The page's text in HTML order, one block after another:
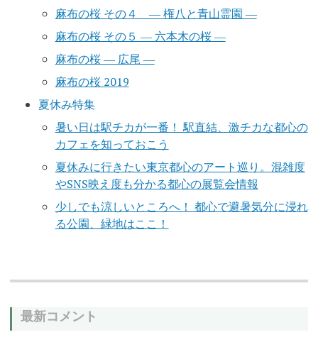
麻布の桜 その４ ― 権八と青山霊園 ―
麻布の桜 その５ ― 六本木の桜 ―
麻布の桜 ― 広尾 ―
麻布の桜 2019
夏休み特集
暑い日は駅チカが一番！ 駅直結、激チカな都心の
カフェを知っておこう
夏休みに行きたい東京都心のアート巡り。混雑度
やSNS映え度も分かる都心の展覧会情報
少しでも涼しいところへ！ 都心で避暑気分に浸れ
る公園、緑地はここ！
最新コメント